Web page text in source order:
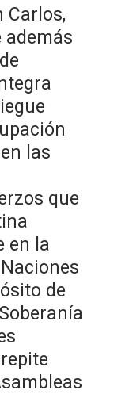
Carlos,
además
las
que
en la
de